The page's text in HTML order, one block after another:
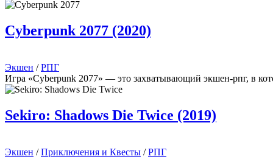
Cyberpunk 2077 (2020)
Экшен /РПГ
Игра «Cyberpunk 2077» — это захватывающий экшен-рпг, в
Sekiro: Shadows Die Twice (2019)
Экшен /Приключения и Квесты /РПГ